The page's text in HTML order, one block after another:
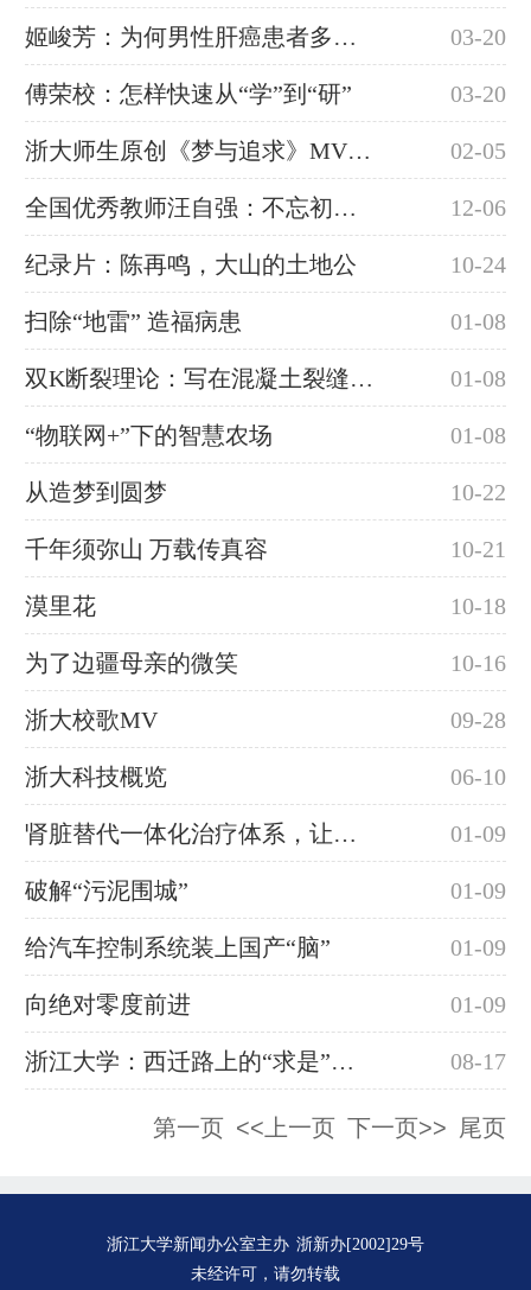
姬峻芳：为何男性肝癌患者多余女性 03-20
傅荣校：怎样快速从“学”到“研” 03-20
浙大师生原创《梦与追求》MV发布，汪峰也点赞 02-05
全国优秀教师汪自强：不忘初心 一心为农 12-06
纪录片：陈再鸣，大山的土地公 10-24
扫除“地雷” 造福病患 01-08
双K断裂理论：写在混凝土裂缝上的国际标准 01-08
“物联网+”下的智慧农场 01-08
从造梦到圆梦 10-22
千年须弥山 万载传真容 10-21
漠里花 10-18
为了边疆母亲的微笑 10-16
浙大校歌MV 09-28
浙大科技概览 06-10
肾脏替代一体化治疗体系，让生命更长久 01-09
破解“污泥围城” 01-09
给汽车控制系统装上国产“脑” 01-09
向绝对零度前进 01-09
浙江大学：西迁路上的“求是”精神 08-17
第一页 <<上一页 下一页>> 尾页
浙江大学新闻办公室主办 浙新办[2002]29号
未经许可，请勿转载